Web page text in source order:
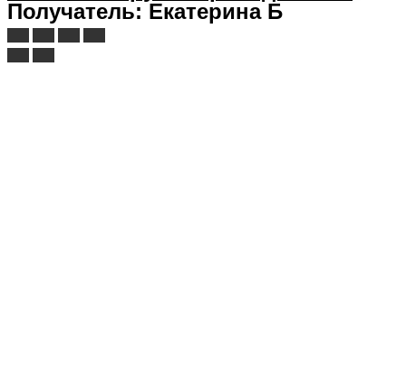
Получатель: Екатерина Б